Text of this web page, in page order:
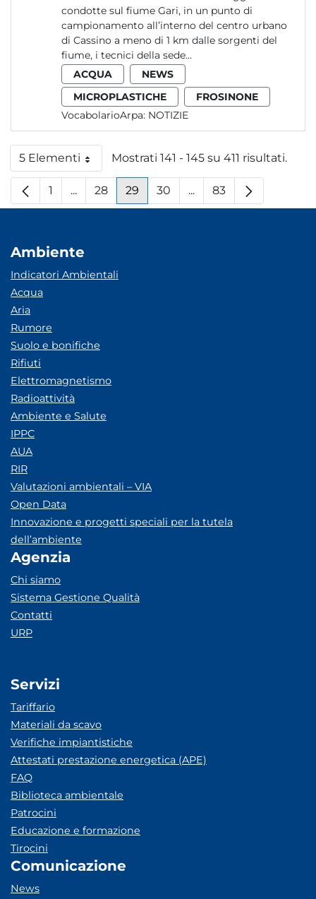
condotte sul fiume Gari, in un punto di
campionamento all’interno del centro urbano
di Cassino a meno di 1 km dalle sorgenti del
fiume, i tecnici della sede...
ACQUA
NEWS
MICROPLASTICHE
FROSINONE
VocabolarioArpa: NOTIZIE
5 ElementiPer paginaMostrati 141 - 145 su 411 risultati.
Pagina
1 ...Pagine intermedie
Pagina
28 Pagina
29 Pagina
30 ...Pagine intermedie
Pagina
83
Ambiente
Indicatori Ambientali
Acqua
Aria
Rumore
Suolo e bonifiche
Rifiuti
Elettromagnetismo
Radioattività
Ambiente e Salute
IPPC
AUA
RIR
Valutazioni ambientali – VIA
Open Data
Innovazione e progetti speciali per la tutela
dell’ambiente
Agenzia
Chi siamo
Sistema Gestione Qualità
Contatti
URP
Servizi
Tariffario
Materiali da scavo
Verifiche impiantistiche
Attestati prestazione energetica (APE)
FAQ
Biblioteca ambientale
Patrocini
Educazione e formazione
Tirocini
Comunicazione
News